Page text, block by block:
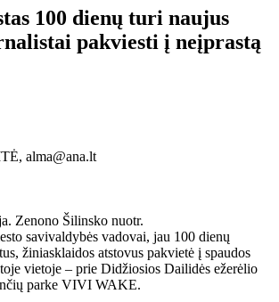
100 dienų turi naujus
pakviesti į neįprastą
alma@ana.lt
Zenono Šilinsko nuotr.
savivaldybės vadovai, jau 100 dienų
žiniasklaidos atstovus pakvietė į spaudos
vietoje – prie Didžiosios Dailidės ežerėlio
parke VIVI WAKE.